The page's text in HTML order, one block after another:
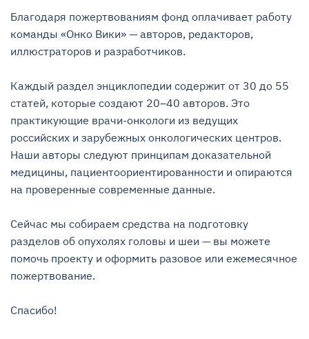
Благодаря пожертвованиям фонд оплачивает работу
команды «Онко Вики» — авторов, редакторов,
иллюстраторов и разработчиков.
Каждый раздел энциклопедии содержит от 30 до 55
статей, которые создают 20–40 авторов. Это
практикующие врачи-онкологи из ведущих
российских и зарубежных онкологических центров.
Наши авторы следуют принципам доказательной
медицины, пациентоориентированности и опираются
на проверенные современные данные.
Сейчас мы собираем средства на подготовку
разделов об опухолях головы и шеи — вы можете
помочь проекту и оформить разовое или ежемесячное
пожертвование.
Спасибо!